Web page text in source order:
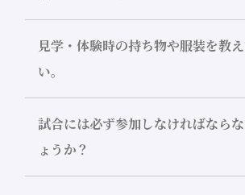
見学・体験時の持ち物や服装を教
い。
試合には必ず参加しなければなら
ょうか？